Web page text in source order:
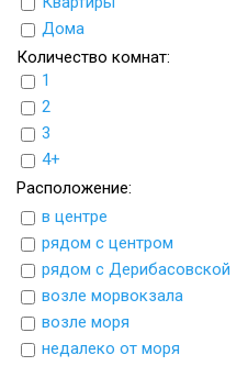
UkrFlats
Дома
Количество комнат:
1
2
3
4+
Расположение:
в центре
рядом с центром
рядом с Дерибасовской
возле морвокзала
возле моря
недалеко от моря